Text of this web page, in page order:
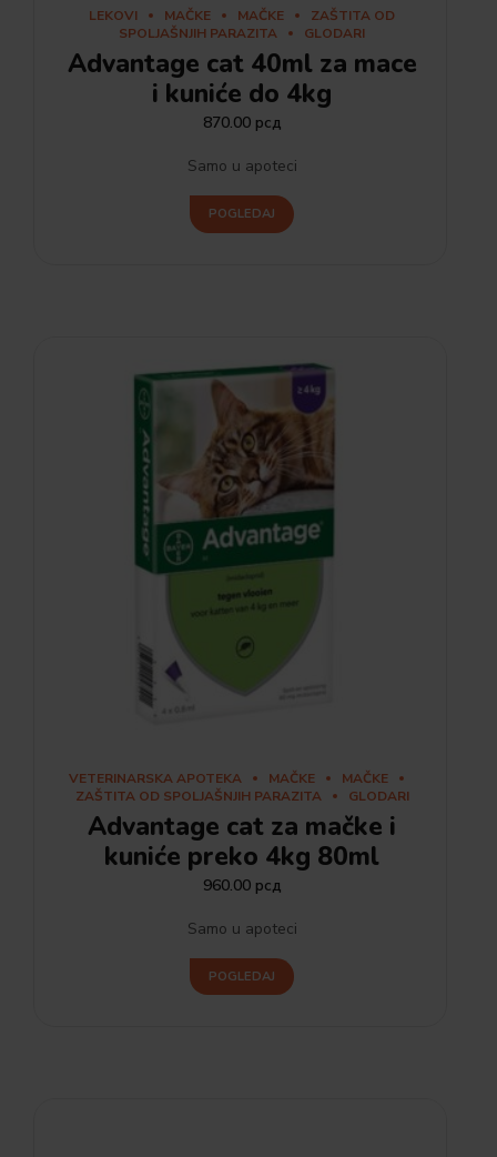
LEKOVI MAČKE MAČKE
ZAŠTITA OD
SPOLJAŠNJIH PARAZITA
GLODARI
Advantage cat 40ml za mace
i kuniće do 4kg
870.00 рсд
Samo u apoteci
POGLEDAJ
VETERINARSKA APOTEKA MAČKE
MAČKE
ZAŠTITA OD SPOLJAŠNJIH PARAZITA
GLODARI
Advantage cat za mačke i
kuniće preko 4kg 80ml
960.00 рсд
Samo u apoteci
POGLEDAJ